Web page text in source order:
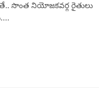
సొంత నియోజకవర్గ రైతులు